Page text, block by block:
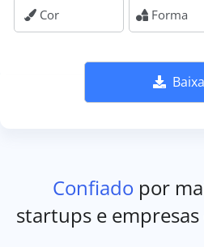
Cor Forma
Confiado por
startups e